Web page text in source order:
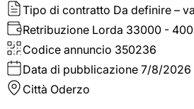
Tipo di contratto Da definire –
Retribuzione Lorda 33000 -
Codice annuncio 350236
Data di pubblicazione 7/8/2026
Città Oderzo